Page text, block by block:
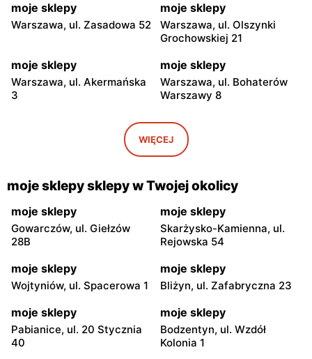
moje sklepy
Warszawa, ul. Zasadowa 52
moje sklepy
Warszawa, ul. Olszynki
Grochowskiej 21
moje sklepy
Warszawa, ul. Akermańska
3
moje sklepy
Warszawa, ul. Bohaterów
Warszawy 8
Warszawa, ul. Puławska 5
moje sklepy
Warszawa, ul. Raszyńska
3w
moje sklepy
Warszawa, ul. Opoczyńska
1
moje sklepy
Warszawa, ul. Stefana
Żeromskiego 55
moje sklepy
Kochanowskiego 39
moje sklepy
Kasprowicza 103A
moje sklepy
Warszawa, ul. Eugeniusza
Szwankowskiego 7A
moje sklepy
Warszawa, ul. Andrzeja
Sołtana 2A
moje sklepy moje sklepy
WIĘCEJ
moje sklepy sklepy w Twojej okolicy
moje sklepy
Gowarczów, ul. Giełzów
28B
moje sklepy
Skarżysko-Kamienna, ul.
Rejowska 54
moje sklepy
Wojtyniów, ul. Spacerowa 1
moje sklepy
Bliżyn, ul. Zafabryczna 23
moje sklepy
Pabianice, ul. 20 Stycznia
40
moje sklepy
Bodzentyn, ul. Wzdół
Kolonia 1